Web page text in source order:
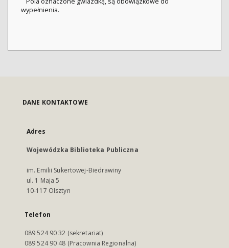
wypełnienia.
DANE KONTAKTOWE
Adres
Wojewódzka Biblioteka Publiczna
im. Emilii Sukertowej-Biedrawiny
ul. 1 Maja 5
10-117 Olsztyn
Telefon
089 524 90 32 (sekretariat)
089 524 90 48 (Pracownia Regionalna)